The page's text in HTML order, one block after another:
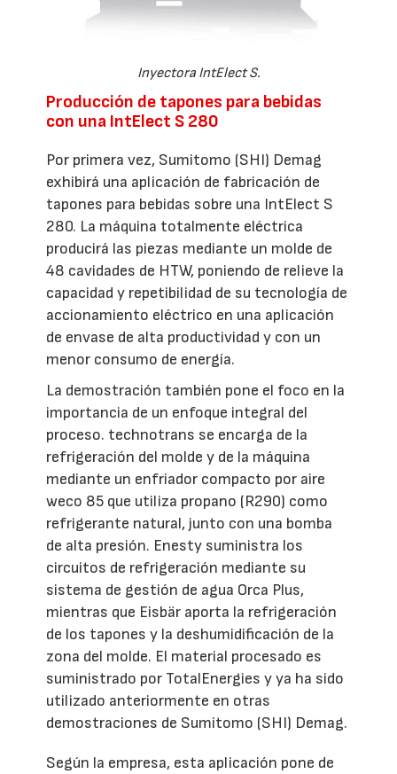
Inyectora IntElect S.
Producción de tapones para bebidas
con una IntElect S 280
Por primera vez, Sumitomo (SHI) Demag
exhibirá una aplicación de fabricación de
tapones para bebidas sobre una IntElect S
280. La máquina totalmente eléctrica
producirá las piezas mediante un molde de
48 cavidades de HTW, poniendo de relieve la
capacidad y repetibilidad de su tecnología de
accionamiento eléctrico en una aplicación
de envase de alta productividad y con un
menor consumo de energía.
La demostración también pone el foco en la
importancia de un enfoque integral del
proceso. technotrans se encarga de la
refrigeración del molde y de la máquina
mediante un enfriador compacto por aire
weco 85 que utiliza propano (R290) como
refrigerante natural, junto con una bomba
de alta presión. Enesty suministra los
circuitos de refrigeración mediante su
sistema de gestión de agua Orca Plus,
mientras que Eisbär aporta la refrigeración
de los tapones y la deshumidificación de la
zona del molde. El material procesado es
suministrado por TotalEnergies y ya ha sido
utilizado anteriormente en otras
demostraciones de Sumitomo (SHI) Demag.
Según la empresa, esta aplicación pone de